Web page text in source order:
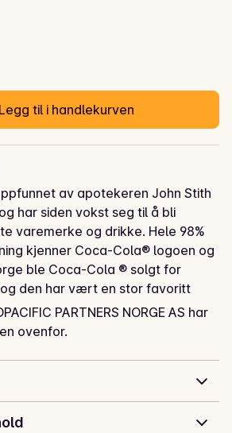
kr
Legg til i handlekurven
av apotekeren John Stith
har siden vokst seg til å bli
varemerke og drikke. Hele 98%
kjenner Coca-Cola® logoen og
ble Coca-Cola ® solgt for
den har vært en stor favoritt
PARTNERS NORGE AS har
ovenfor.